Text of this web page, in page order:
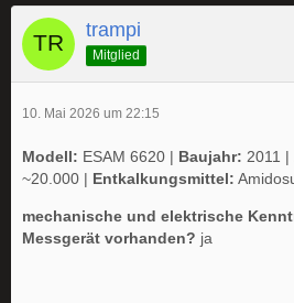
trampi
Mitglied
10. Mai 2026 um 22:15
Modell: ESAM 6620 | Baujahr: 2011 |
~20.000 | Entkalkungsmittel:
mechanische und elektrische
Messgerät vorhanden? ja